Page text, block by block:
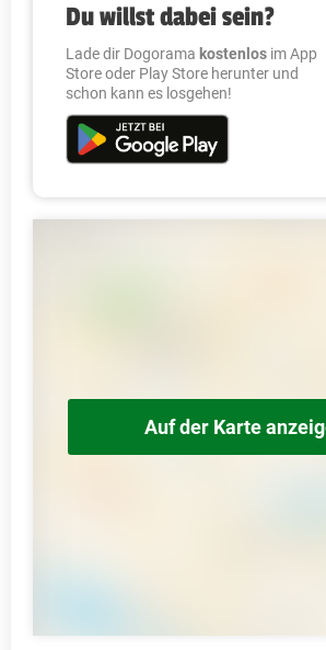
Du willst dabei sein?
Lade dir Dogorama kostenlos im App
Store oder Play Store herunter und
schon kann es losgehen!
Auf der Karte